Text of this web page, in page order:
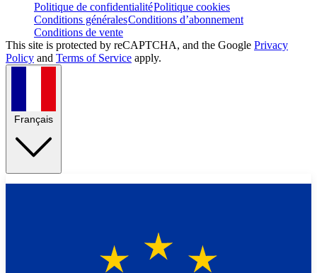
Politique de confidentialitéPolitique cookies
Conditions généralesConditions d’abonnement
Conditions de vente
This site is protected by reCAPTCHA, and the Google Privacy
Policy and Terms of Service apply.
Français